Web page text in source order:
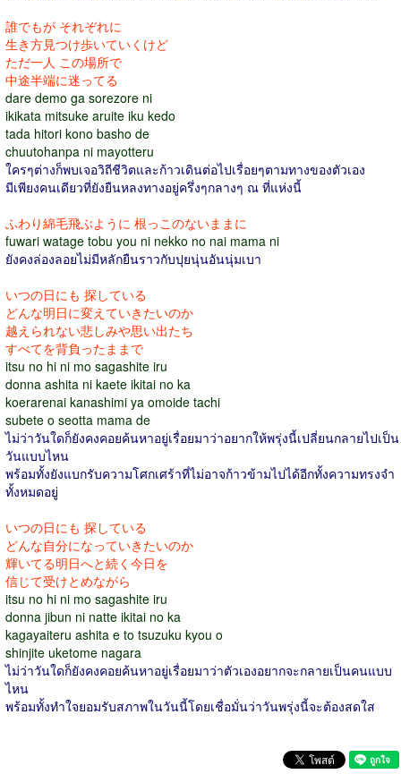
誰でもが それぞれに
生き方見つけ歩いていくけど
ただ一人 この場所で
中途半端に迷ってる
dare demo ga sorezore ni
ikikata mitsuke aruite iku kedo
tada hitori kono basho de
chuutohanpa ni mayotteru
ใครๆต่างก็พบเจอวิถีชีวิตและก้าวเดินต่อไปเรื่อยๆตามทางของตัวเอง
มีเพียงคนเดียวที่ยังยืนหลงทางอยู่ครึ่งๆกลางๆ ณ ที่แห่งนี้
ふわり綿毛飛ぶように 根っこのないままに
fuwari watage tobu you ni nekko no nai mama ni
ยังคงล่องลอยไม่มีหลักยืนราวกับปุยนุ่นอันนุ่มเบา
いつの日にも 探している
どんな明日に変えていきたいのか
越えられない悲しみや思い出たち
すべてを背負ったままで
itsu no hi ni mo sagashite iru
donna ashita ni kaete ikitai no ka
koerarenai kanashimi ya omoide tachi
subete o seotta mama de
ไม่ว่าวันใดก็ยังคงคอยค้นหาอยู่เรื่อยมาว่าอยากให้พรุ่งนี้เปลี่ยนกลายไปเป็น
วันแบบไหน
พร้อมทั้งยังแบกรับความโศกเศร้าที่ไม่อาจก้าวข้ามไปได้อีกทั้งความทรงจำ
ทั้งหมดอยู่
いつの日にも 探している
どんな自分になっていきたいのか
輝いてる明日へと続く今日を
信じて受けとめながら
itsu no hi ni mo sagashite iru
donna jibun ni natte ikitai no ka
kagayaiteru ashita e to tsuzuku kyou o
shinjite uketome nagara
ไม่ว่าวันใดก็ยังคงคอยค้นหาอยู่เรื่อยมาว่าตัวเองอยากจะกลายเป็นคนแบบ
ไหน
พร้อมทั้งทำใจยอมรับสภาพในวันนี้โดยเชื่อมั่นว่าวันพรุ่งนี้จะต้องสดใส